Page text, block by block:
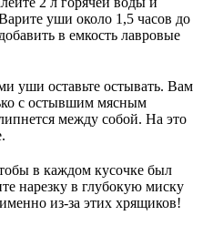
уши около 1,5 часов до
в емкость лавровые
уши оставьте остывать. Вам
с остывшим мясным
между собой. На это
в каждом кусочке был
нарезку в глубокую миску
из-за этих хрящиков!